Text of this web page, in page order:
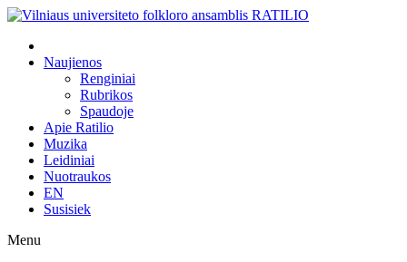
Naujienos
Renginiai
Rubrikos
Spaudoje
Apie Ratilio
Muzika
Leidiniai
Nuotraukos
EN
Susisiek
Menu